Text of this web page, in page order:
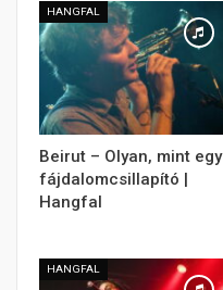
HANGFAL
Beirut – Olyan, mint egy
fájdalomcsillapító |
Hangfal
HANGFAL